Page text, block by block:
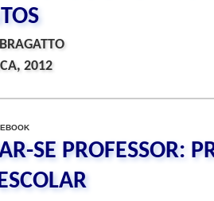
2012
SE PROFESSOR: